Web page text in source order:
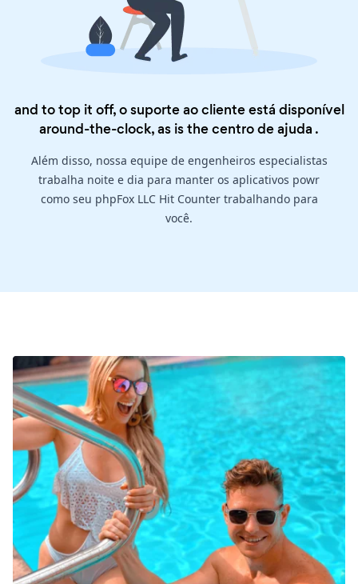
and to top it off, o suporte ao cliente está disponível
around-the-clock, as is thecentro de ajuda .
Além disso, nossa equipe de engenheiros especialistas
trabalha noite e dia para manter os aplicativos powr
como seu phpFox LLC Hit Counter trabalhando para
você.